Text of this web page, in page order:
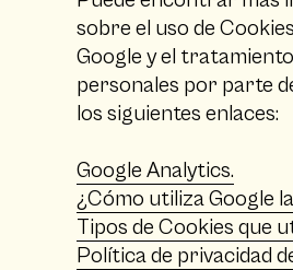
sobre el uso de
Google y el
personales por parte
los siguientes enlaces:
Google Analytics.
¿Cómo utiliza Google
Tipos de Cookies que
Política de privacidad